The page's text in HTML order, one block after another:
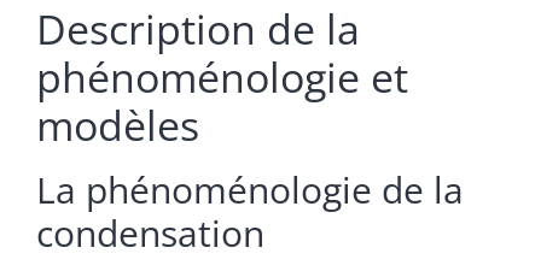
Description de la
phénoménologie et
modèles
La phénoménologie de la
condensation